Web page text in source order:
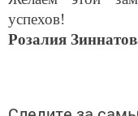
успехов!
Розалия Зиннатова
Следите за